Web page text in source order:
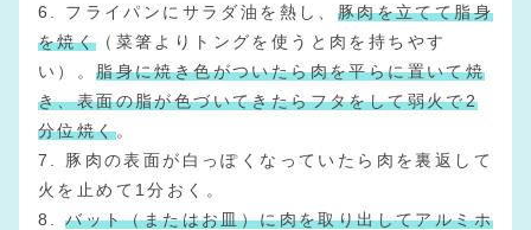
6. フライパンにサラダ油を熱し、 豚肉を立てて脂身
を焼く （菜箸よりトングを使うと肉を持ちやす
い）。脂身に焼き色がついたら肉を平らに置いて焼
き、表面の脂が色づいてきたらフタをして弱火で2
分位焼く。
7. 豚肉の表面が白っぽくなっていたら肉を裏返して
火を止めて1分おく。
8.バット（またはお皿）に肉を取り出してアルミホ